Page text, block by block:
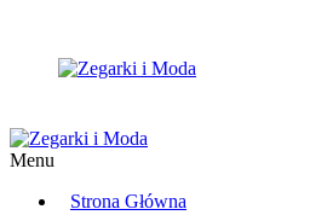
Menu
Strona Główna